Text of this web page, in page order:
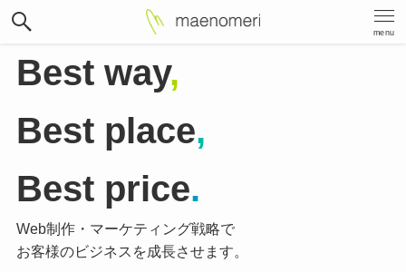
menu
Best way,
Best place,
Best price.
Web制作・マーケティング戦略で
お客様のビジネスを成長させます。